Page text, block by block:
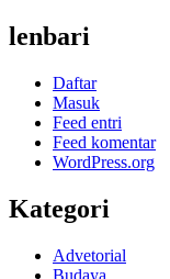
lenbari
Daftar
Masuk
Feed entri
Feed komentar
WordPress.org
Kategori
Advetorial
Budaya